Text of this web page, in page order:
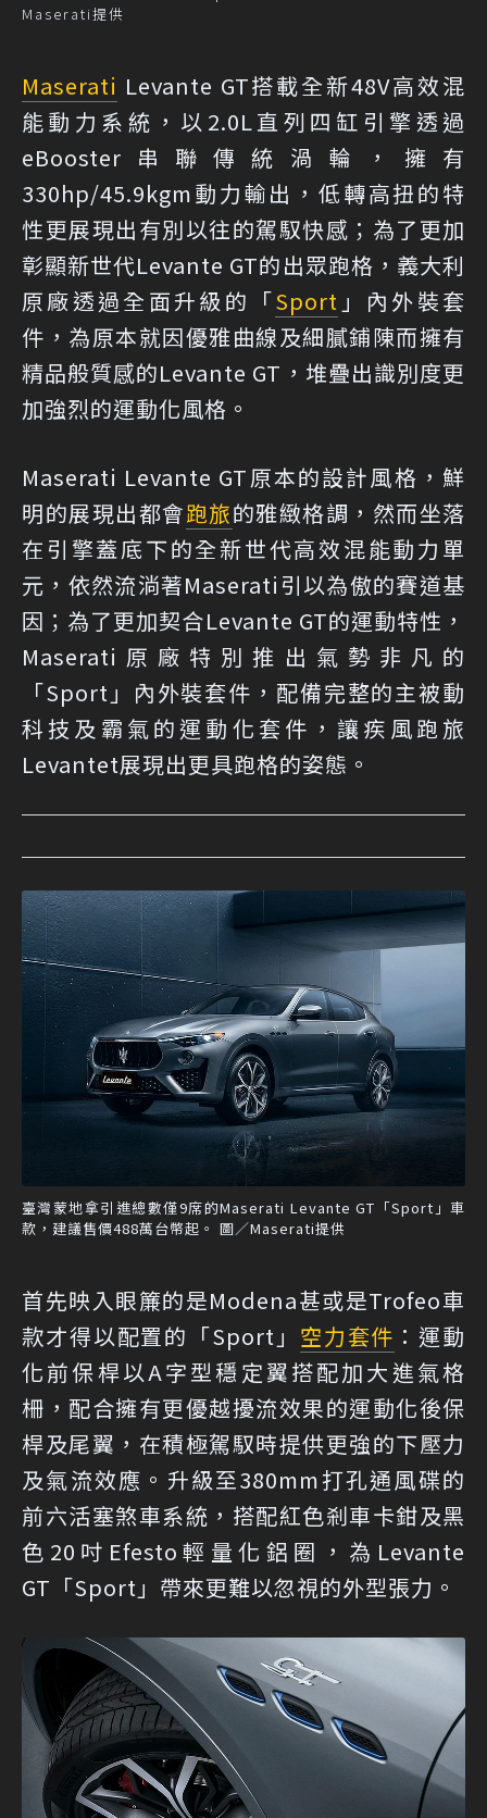
Maserati提供
Maserati Levante GT搭載全新48V高效混
能動力系統，以2.0L直列四缸引擎透過
eBooster串聯傳統渦輪，擁有
330hp/45.9kgm動力輸出，低轉高扭的特
性更展現出有別以往的駕馭快感；為了更加
彰顯新世代Levante GT的出眾跑格，義大利
原廠透過全面升級的「Sport 」內外裝套
件，為原本就因優雅曲線及細膩鋪陳而擁有
精品般質感的Levante GT，堆疊出識別度更
加強烈的運動化風格。
Maserati Levante GT原本的設計風格，鮮
明的展現出都會跑旅的雅緻格調，然而坐落
在引擎蓋底下的全新世代高效混能動力單
元，依然流淌著Maserati引以為傲的賽道基
因；為了更加契合Levante GT的運動特性，
Maserati原廠特別推出氣勢非凡的
「Sport」內外裝套件，配備完整的主被動
科技及霸氣的運動化套件，讓疾風跑旅
Levantet展現出更具跑格的姿態。
臺灣蒙地拿引進總數僅9席的Maserati Levante GT「Sport」車
款，建議售價488萬台幣起。 圖／Maserati提供
首先映入眼簾的是Modena甚或是Trofeo車
款才得以配置的「Sport」 空力套件 ：運動
化前保桿以A字型穩定翼搭配加大進氣格
柵，配合擁有更優越擾流效果的運動化後保
桿及尾翼，在積極駕馭時提供更強的下壓力
及氣流效應。升級至380mm打孔通風碟的
前六活塞煞車系統，搭配紅色剎車卡鉗及黑
色20吋Efesto輕量化鋁圈，為Levante
GT「Sport」帶來更難以忽視的外型張力。